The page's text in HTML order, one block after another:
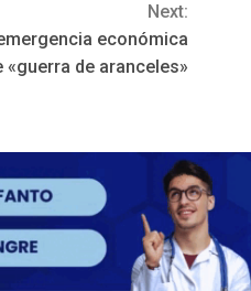
Next:
económica
«guerra de aranceles»